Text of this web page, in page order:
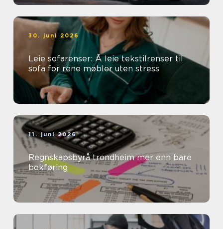
30. juni 2026
Leie sofarenser: Å leie tekstilrenser til
sofa for rene møbler uten stress
11. juni 2026
Regnskapsbyrå trondheim mer enn bare
bokføring